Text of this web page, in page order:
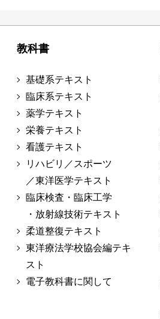
教科書
基礎系テキスト
臨床系テキスト
薬学テキスト
栄養テキスト
看護テキスト
リハビリ／スポーツ
／東洋医学テキスト
臨床検査・臨床工学
・放射線技術テキスト
柔道整復テキスト
東洋療法学校協会編テキ
スト
電子教科書に関して